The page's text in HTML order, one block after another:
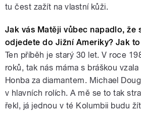
tu čest zažít na vlastní kůži.
Jak vás Matěji vůbec napadlo, že
odjedete do Jižní Ameriky? Jak
Ten příběh je starý 30 let. V roce
roků, tak nás máma s bráškou
Honba za diamantem. Michael
v hlavních rolích. A mě se to tak
řekl, já jednou v té Kolumbii budu